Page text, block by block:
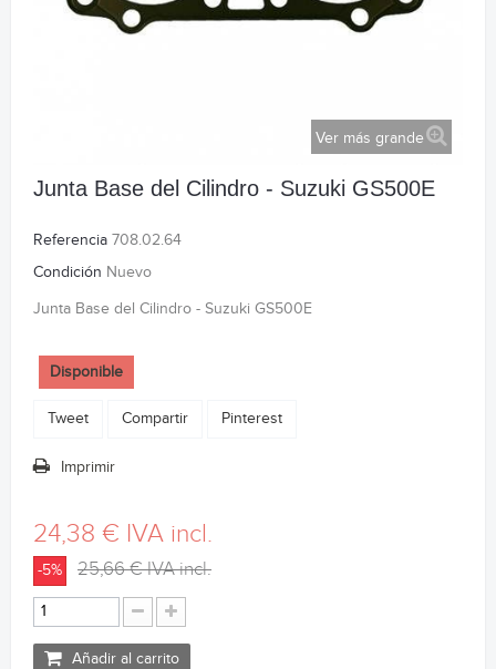
Ver más grande
Junta Base del Cilindro - Suzuki GS500E
Referencia 708.02.64
Condición Nuevo
Junta Base del Cilindro - Suzuki GS500E
Disponible
Tweet Compartir Pinterest
Imprimir
24,38 € IVA incl.
-5% 25,66 €IVA incl.
Añadir al carrito